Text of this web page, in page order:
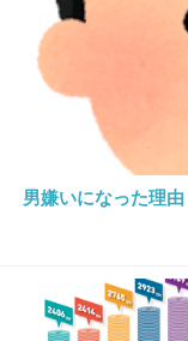
だから赤西は
赤西仁ジャニーズ
ないことで双方が合
girlschannel.net
赤西仁ジャニーズ事務
ャニーズ退社…契約更新
Yahoo!ニュース歌手、
男嫌いになった理由